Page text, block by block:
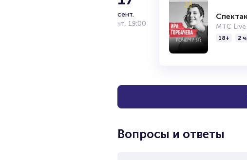
сент.
чт, 19:00 МТС Live
18+ 2
Вопросы и ответы